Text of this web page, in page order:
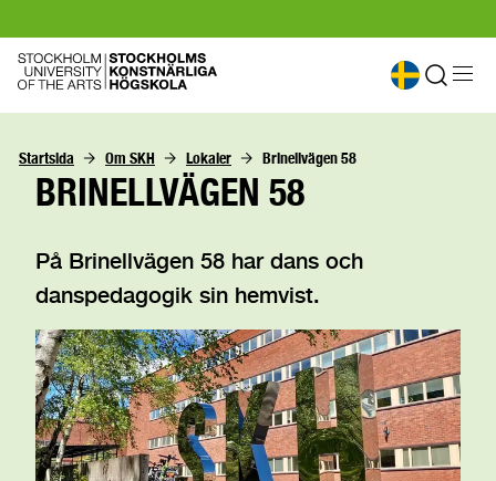
Startsida Om SKH Lokaler Brinellvägen 58
BRINELLVÄGEN 58
På Brinellvägen 58 har dans och
danspedagogik sin hemvist.